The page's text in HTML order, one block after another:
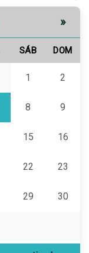
»
SÁB DOM
1 2
8 9
15 16
22 23
29 30